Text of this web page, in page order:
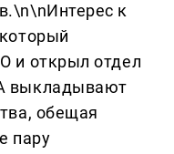
к
и открыл отдел
выкладывают
обещая
пару